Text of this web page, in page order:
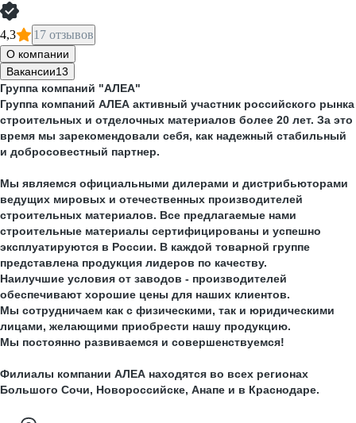
4,3 17 отзывов
О компании
Вакансии13
Группа компаний "АЛЕА"
Группа компаний АЛЕА активный участник российского рынка
строительных и отделочных материалов более 20 лет. За это
время мы зарекомендовали себя, как надежный стабильный
и добросовестный партнер.
Мы являемся официальными дилерами и дистрибьюторами
ведущих мировых и отечественных производителей
строительных материалов. Все предлагаемые нами
строительные материалы сертифицированы и успешно
эксплуатируются в России. В каждой товарной группе
представлена продукция лидеров по качеству.
Наилучшие условия от заводов - производителей
обеспечивают хорошие цены для наших клиентов.
Мы сотрудничаем как с физическими, так и юридическими
лицами, желающими приобрести нашу продукцию.
Мы постоянно развиваемся и совершенствуемся!
Филиалы компании АЛЕА находятся во всех регионах
Большого Сочи, Новороссийске, Анапе и в Краснодаре.